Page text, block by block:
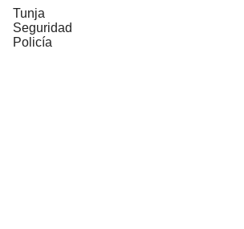
Tunja
Seguridad
Policía